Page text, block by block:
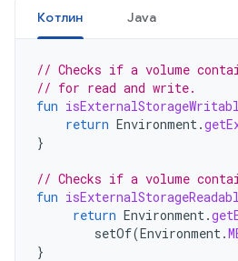
Котлин Java
// Checks if a volume
// for read and write.
fun
return Environment.
}
// Checks if a volume
fun
return Environment.
setOf(Environment.
}